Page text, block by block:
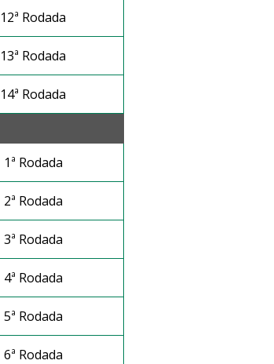
12ª Rodada
13ª Rodada
14ª Rodada
1ª Rodada
2ª Rodada
3ª Rodada
4ª Rodada
5ª Rodada
6ª Rodada